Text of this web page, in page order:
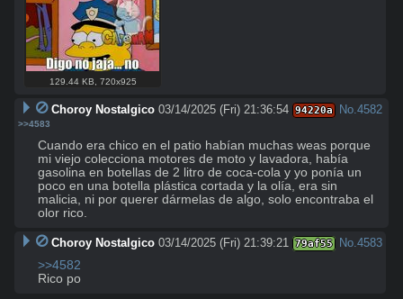
129.44 KB 720x925
Choroy Nostalgico 03/14/2025 (Fri) 21:36:54 94220a No. 4582
>>4583
Cuando era chico en el patio habían muchas weas porque
mi viejo colecciona motores de moto y lavadora, había
gasolina en botellas de 2 litro de coca-cola y yo ponía un
poco en una botella plástica cortada y la olía, era sin
malicia, ni por querer dármelas de algo, solo encontraba el
olor rico.
Choroy Nostalgico 03/14/2025 (Fri) 21:39:21 79af55 No. 4583
>>4582
Rico po